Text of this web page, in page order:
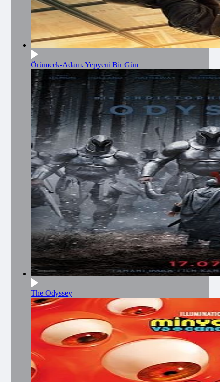
Örümcek-Adam: Yepyeni Bir Gün
The Odyssey